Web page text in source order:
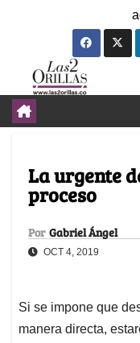
La urgente
proceso
Por Gabriel Ángel
OCT 4, 2019
Si se impone que
manera directa,